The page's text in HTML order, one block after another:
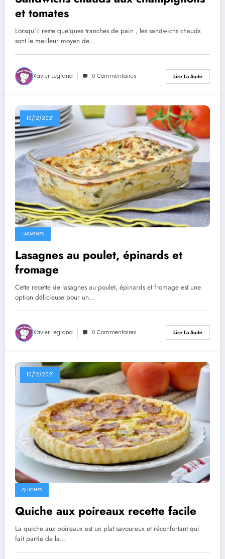
et tomates
Lorsqu'il reste quelques tranches de pain , les sandwichs chauds
sont le meilleur moyen de…
Xavier Legrand 0 Commentaires Lire La Suite
10/12/2021
LASAGNES
Lasagnes au poulet, épinards et
fromage
Cette recette de lasagnes au poulet, épinards et fromage est une
option délicieuse pour un…
Xavier Legrand 0 Commentaires Lire La Suite
10/12/2021
QUICHES
Quiche aux poireaux recette facile
La quiche aux poireaux est un plat savoureux et réconfortant qui
fait partie de la…